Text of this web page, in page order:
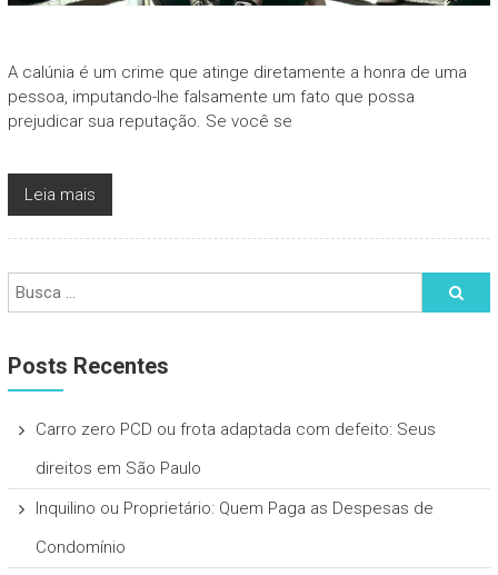
A calúnia é um crime que atinge diretamente a honra de uma
pessoa, imputando-lhe falsamente um fato que possa
prejudicar sua reputação. Se você se
Leia mais
Posts Recentes
Carro zero PCD ou frota adaptada com defeito: Seus
direitos em São Paulo
Inquilino ou Proprietário: Quem Paga as Despesas de
Condomínio